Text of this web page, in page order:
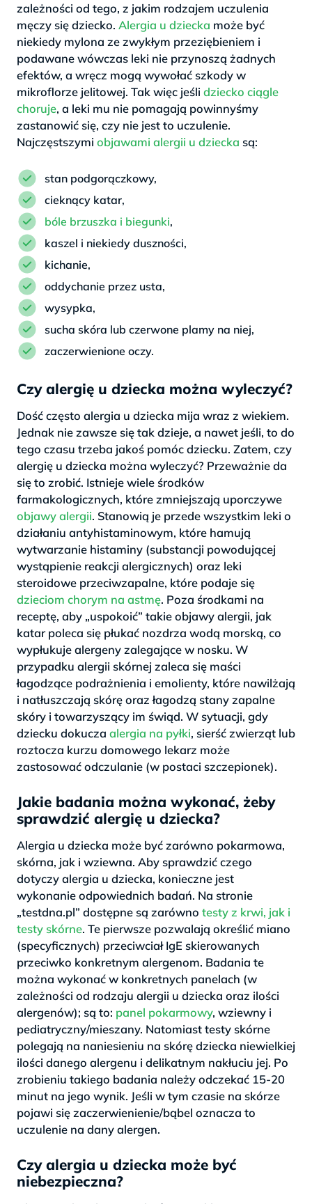
zależności od tego, z jakim rodzajem uczulenia
męczy się dziecko. Alergia u dziecka może być
niekiedy mylona ze zwykłym przeziębieniem i
podawane wówczas leki nie przynoszą żadnych
efektów, a wręcz mogą wywołać szkody w
mikroflorze jelitowej. Tak więc jeśli dziecko ciągle
choruje, a leki mu nie pomagają powinnyśmy
zastanowić się, czy nie jest to uczulenie.
Najczęstszymi objawami alergii u dziecka są:
stan podgorączkowy,
cieknący katar,
bóle brzuszka i biegunki,
kaszel i niekiedy duszności,
kichanie,
oddychanie przez usta,
wysypka,
sucha skóra lub czerwone plamy na niej,
zaczerwienione oczy.
Czy alergię u dziecka można wyleczyć?
Dość często alergia u dziecka mija wraz z wiekiem.
Jednak nie zawsze się tak dzieje, a nawet jeśli, to do
tego czasu trzeba jakoś pomóc dziecku. Zatem, czy
alergię u dziecka można wyleczyć? Przeważnie da
się to zrobić. Istnieje wiele środków
farmakologicznych, które zmniejszają uporczywe
objawy alergii. Stanowią je przede wszystkim leki o
działaniu antyhistaminowym, które hamują
wytwarzanie histaminy (substancji powodującej
wystąpienie reakcji alergicznych) oraz leki
steroidowe przeciwzapalne, które podaje się
dzieciom chorym na astmę. Poza środkami na
receptę, aby „uspokoić” takie objawy alergii, jak
katar poleca się płukać nozdrza wodą morską, co
wypłukuje alergeny zalegające w nosku. W
przypadku alergii skórnej zaleca się maści
łagodzące podrażnienia i emolienty, które nawilżają
i natłuszczają skórę oraz łagodzą stany zapalne
skóry i towarzyszący im świąd. W sytuacji, gdy
dziecku dokucza alergia na pyłki, sierść zwierząt lub
roztocza kurzu domowego lekarz może
zastosować odczulanie (w postaci szczepionek).
Jakie badania można wykonać, żeby
sprawdzić alergię u dziecka?
Alergia u dziecka może być zarówno pokarmowa,
skórna, jak i wziewna. Aby sprawdzić czego
dotyczy alergia u dziecka, konieczne jest
wykonanie odpowiednich badań. Na stronie
„testdna.pl” dostępne są zarówno testy z krwi, jak i
testy skórne. Te pierwsze pozwalają określić miano
(specyficznych) przeciwciał IgE skierowanych
przeciwko konkretnym alergenom. Badania te
można wykonać w konkretnych panelach (w
zależności od rodzaju alergii u dziecka oraz ilości
alergenów); są to: panel pokarmowy, wziewny i
pediatryczny/mieszany. Natomiast testy skórne
polegają na naniesieniu na skórę dziecka niewielkiej
ilości danego alergenu i delikatnym nakłuciu jej. Po
zrobieniu takiego badania należy odczekać 15-20
minut na jego wynik. Jeśli w tym czasie na skórze
pojawi się zaczerwienienie/bąbel oznacza to
uczulenie na dany alergen.
Czy alergia u dziecka może być
niebezpieczna?